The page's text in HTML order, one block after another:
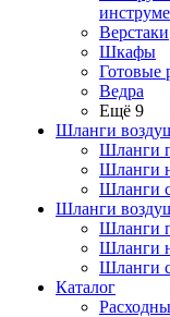
Верстаки
Шкафы
Готовые
Ведра
Ещё 9
Шланги
Шланги
Шланги
Шланги
Шланги
Шланги
Шланги
Шланги
Каталог